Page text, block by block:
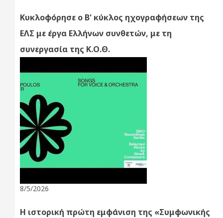
Κυκλοφόρησε ο Β' κύκλος ηχογραφήσεων της
ΕΛΣ με έργα Ελλήνων συνθετών, με τη
συνεργασία της Κ.Ο.Θ.
8/5/2026
Η ιστορική πρώτη εμφάνιση της «Συμφωνικής